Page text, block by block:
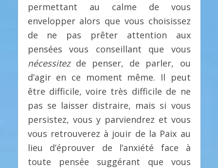
permettant au calme de vous
envelopper alors que vous choisissez
de ne pas prêter attention aux
pensées vous conseillant que vous
nécessitezde penser, de parler, ou
d’agir en ce moment même. Il peut
être difficile, voire très difficile de ne
pas se laisser distraire, mais si vous
persistez, vous y parviendrez et vous
vous retrouverez à jouir de la Paix au
lieu d’éprouver de l’anxiété face à
toute pensée suggérant que vous